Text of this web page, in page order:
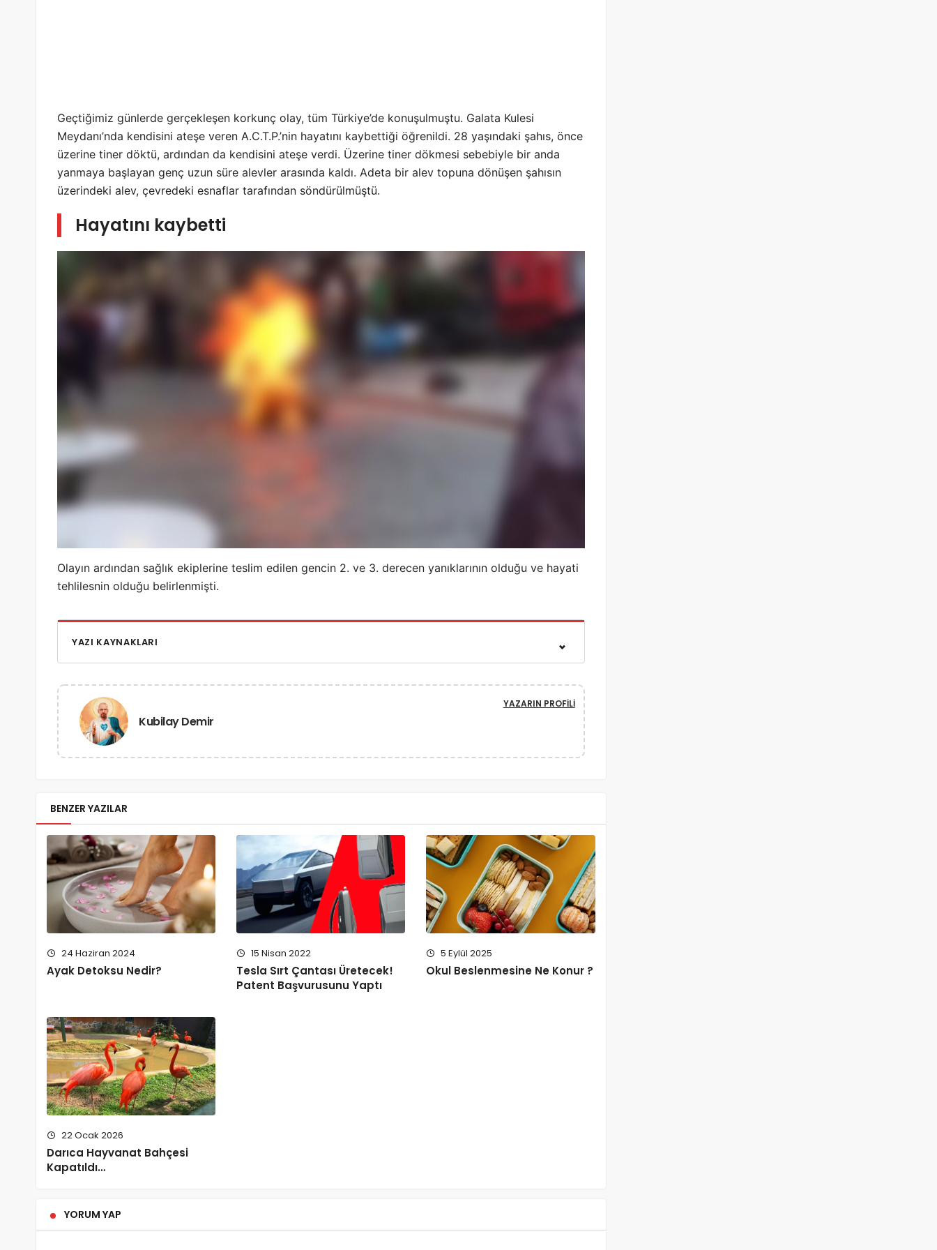
Geçtiğimiz günlerde gerçekleşen korkunç olay, tüm Türkiye’de konuşulmuştu. Galata Kulesi
Meydanı’nda kendisini ateşe veren A.C.T.P.’nin hayatını kaybettiği öğrenildi. 28 yaşındaki şahıs, önce
üzerine tiner döktü, ardından da kendisini ateşe verdi. Üzerine tiner dökmesi sebebiyle bir anda
yanmaya başlayan genç uzun süre alevler arasında kaldı. Adeta bir alev topuna dönüşen şahısın
üzerindeki alev, çevredeki esnaflar tarafından söndürülmüştü.
Hayatını kaybetti
Olayın ardından sağlık ekiplerine teslim edilen gencin 2. ve 3. derecen yanıklarının olduğu ve hayati
tehlilesnin olduğu belirlenmişti.
YAZI KAYNAKLARI
Kubilay Demir
YAZARIN PROFILI
BENZER YAZILAR
24 Haziran 2024
Ayak Detoksu Nedir?
15 Nisan 2022
Tesla Sırt Çantası Üretecek!
Patent Başvurusunu Yaptı
5 Eylül 2025
Okul Beslenmesine Ne Konur ?
22 Ocak 2026
Darıca Hayvanat Bahçesi
Kapatıldı…
YORUM YAP